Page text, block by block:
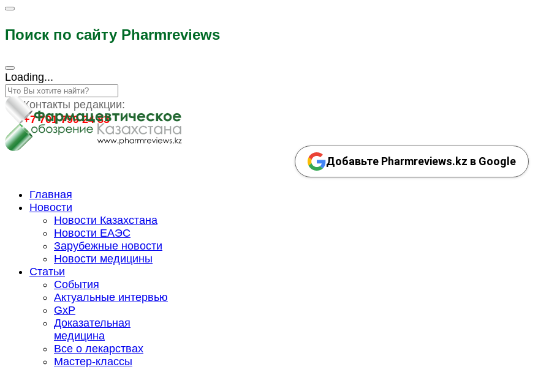
Поиск по сайту Pharmreviews
Loading...
Контакты редакции:
+7 701 799 24 83
Добавьте Pharmreviews.kz в Google
Главная
Новости
Новости Казахстана
Новости ЕАЭС
Зарубежные новости
Новости медицины
Статьи
События
Актуальные интервью
GxP
Доказательная
медицина
Все о лекарствах
Мастер-классы